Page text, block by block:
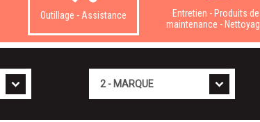
Outillage - Assistance
Entretien - Produits de
maintenance -